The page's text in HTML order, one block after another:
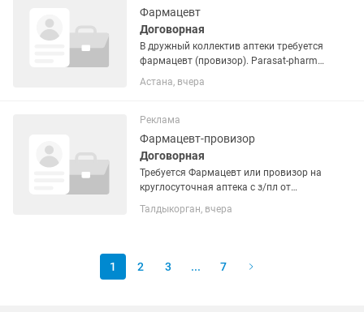
квалификации и...
Фармацевт
Договорная
В дружный коллектив аптеки требуется
фармацевт (провизор). Parasat-pharm
— это современная аптека,
ориентированная на качественное
сервиса и заботу о здоровье наших...
Астана, вчера
Реклама
Фармацевт-провизор
Договорная
Требуется Фармацевт или провизор на
круглосуточная аптека с з/пл от
дневную два дня через два. С опытом
Талдыкорган, вчера
1 2 3 ... 7